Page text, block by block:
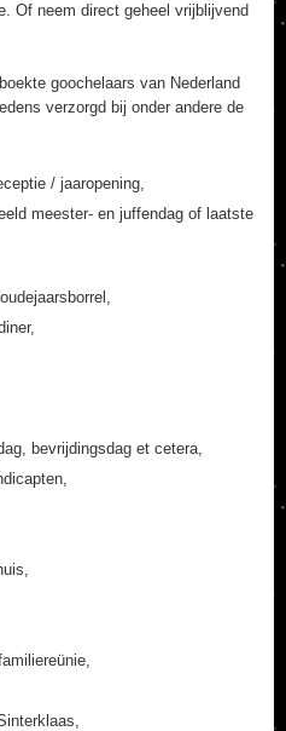
Of neem direct geheel vrijblijvend
goochelaars van Nederland
verzorgd bij onder andere de
/ jaaropening,
meester- en juffendag of laatste
bevrijdingsdag et cetera,